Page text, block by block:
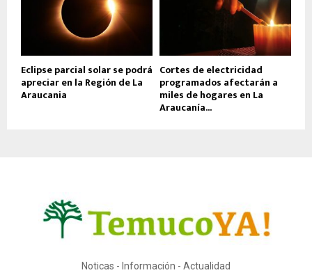
Eclipse parcial solar se podrá
apreciar en la Región de La
Araucania
Cortes de electricidad
programados afectarán a
miles de hogares en La
Araucanía...
Noticas - Información - Actualidad